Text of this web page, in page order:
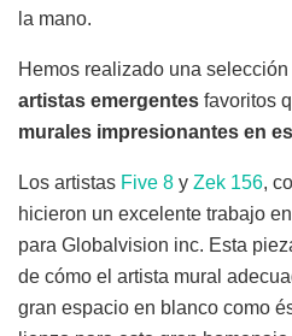
la mano.
Hemos realizado una
artistas emergentes favoritos
murales impresionantes en
Los artistas Five 8 y Zek 156,
hicieron un excelente trabajo
para Globalvision inc. Esta
de cómo el artista mural
gran espacio en blanco como